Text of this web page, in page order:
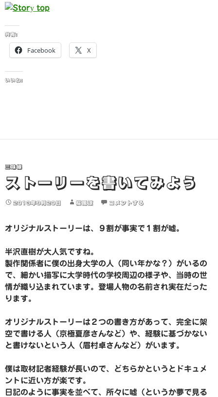
共有:
Facebook X
いいね:
三味線
ストーリーを書いてみよう
2013年9月20日 桜風涼 コメントする
オリジナルストーリーは、９割が事実で１割が嘘。
半沢直樹が大人気ですね。
製作関係者に僕の出身大学の人（同い年かな？）がいるの
で、細かい描写に大学時代の学校周辺の様子や、当時の世
情が織り込まれています。登場人物の名前され実在だった
ります。
オリジナルストーリーは２つの書き方があって、完全に架
空で書ける人（京極夏彦さんなど）や、経験に基づかない
と書けないという人（眉村卓さんなど）がいます。
僕は取材記者経験が長いので、どちらかというとドキュメ
ントに近い方が楽です。
日記のように事実を並べて、所々に嘘（というか夢で見る